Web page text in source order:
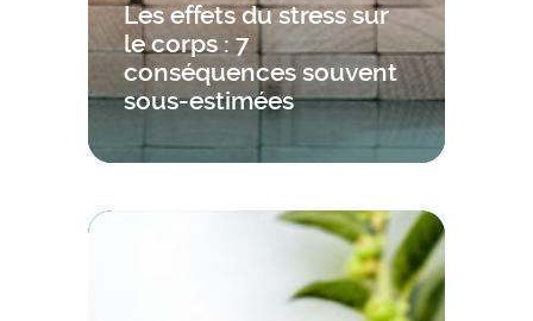
Les effets du stress sur
le corps : 7
conséquences souvent
sous-estimées